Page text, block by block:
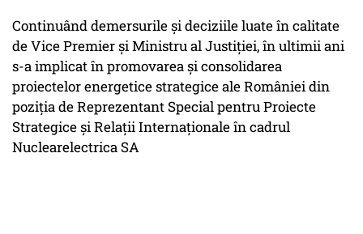
Continuând demersurile și deciziile luate în calitate
de Vice Premier și Ministru al Justiției, în ultimii ani
s-a implicat în promovarea și consolidarea
proiectelor energetice strategice ale României din
poziția de Reprezentant Special pentru Proiecte
Strategice și Relații Internaționale în cadrul
Nuclearelectrica SA